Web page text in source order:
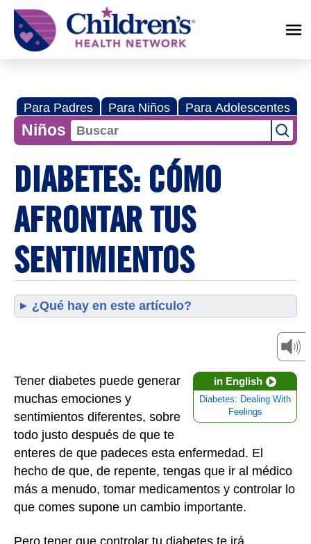
Children's
Health
Network
Para Padres Para Niños Para Adolescentes
Niños
DIABETES: CÓMO
AFRONTAR TUS
SENTIMIENTOS
¿Qué hay en este artículo?
in English
Diabetes: Dealing With
Feelings
Tener diabetes puede generar
muchas emociones y
sentimientos diferentes, sobre
todo justo después de que te
enteres de que padeces esta enfermedad. El
hecho de que, de repente, tengas que ir al médico
más a menudo, tomar medicamentos y controlar lo
que comes supone un cambio importante.
Pero tener que controlar tu diabetes te irá